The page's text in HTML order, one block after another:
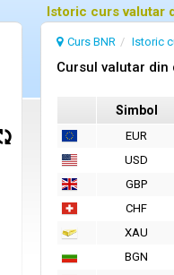
Istoric curs valutar
Curs BNR Istoric
Cursul valutar
Simbol
EUR
USD
GBP
CHF
XAU
BGN